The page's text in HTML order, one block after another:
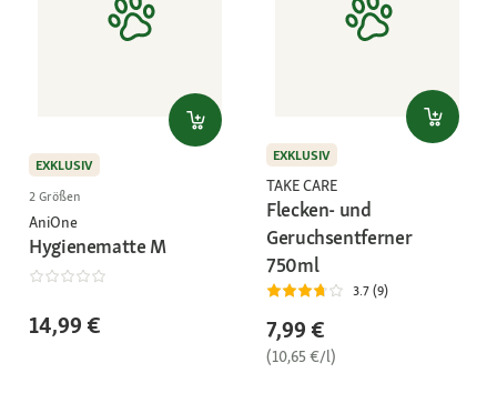
EXKLUSIV
2 Größen
AniOne
Hygienematte M
14,99 €
EXKLUSIV
TAKE CARE
Flecken- und
Geruchsentferner
750ml
3.7 (9)
7,99 €
(10,65 €/l)